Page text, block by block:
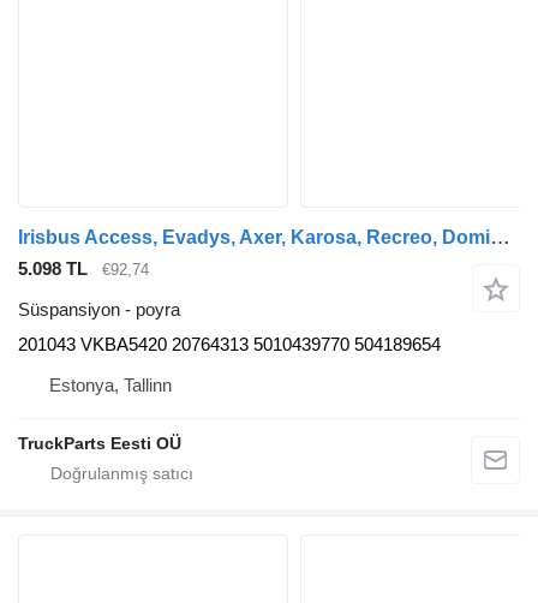
Irisbus Access, Evadys, Axer, Karosa, Recreo, Domino, Agora, Citelis, Eurorider (1999-) otobüs için Irisbus başka (01.05-) 201043 VKBA5420 poyra
5.098 TL €92,74
Süspansiyon - poyra
201043 VKBA5420 20764313 5010439770 504189654
Estonya, Tallinn
TruckParts Eesti OÜ